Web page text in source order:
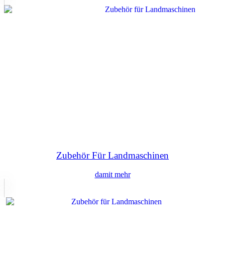
Zubehör Für Landmaschinen
damit mehr